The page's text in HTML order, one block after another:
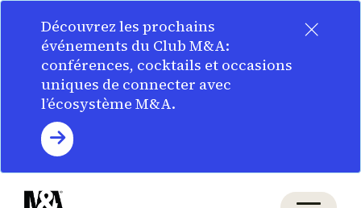
×
Découvrez les prochains
événements du Club M&A:
conférences, cocktails et occasions
uniques de connecter avec
l’écosystème M&A.